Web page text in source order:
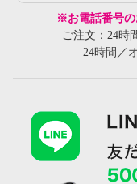
※お電話番号の
ご注文：24時
24時間／